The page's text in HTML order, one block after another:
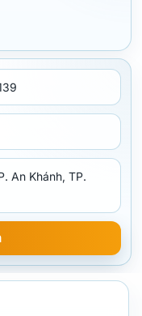
An Khánh, TP.